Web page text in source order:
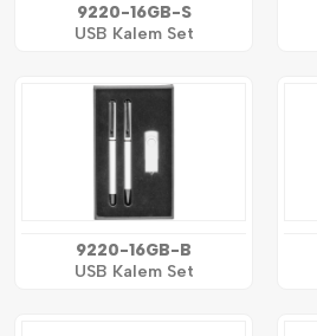
9220-16GB-S
USB Kalem Set
9220-16GB-B
USB Kalem Set